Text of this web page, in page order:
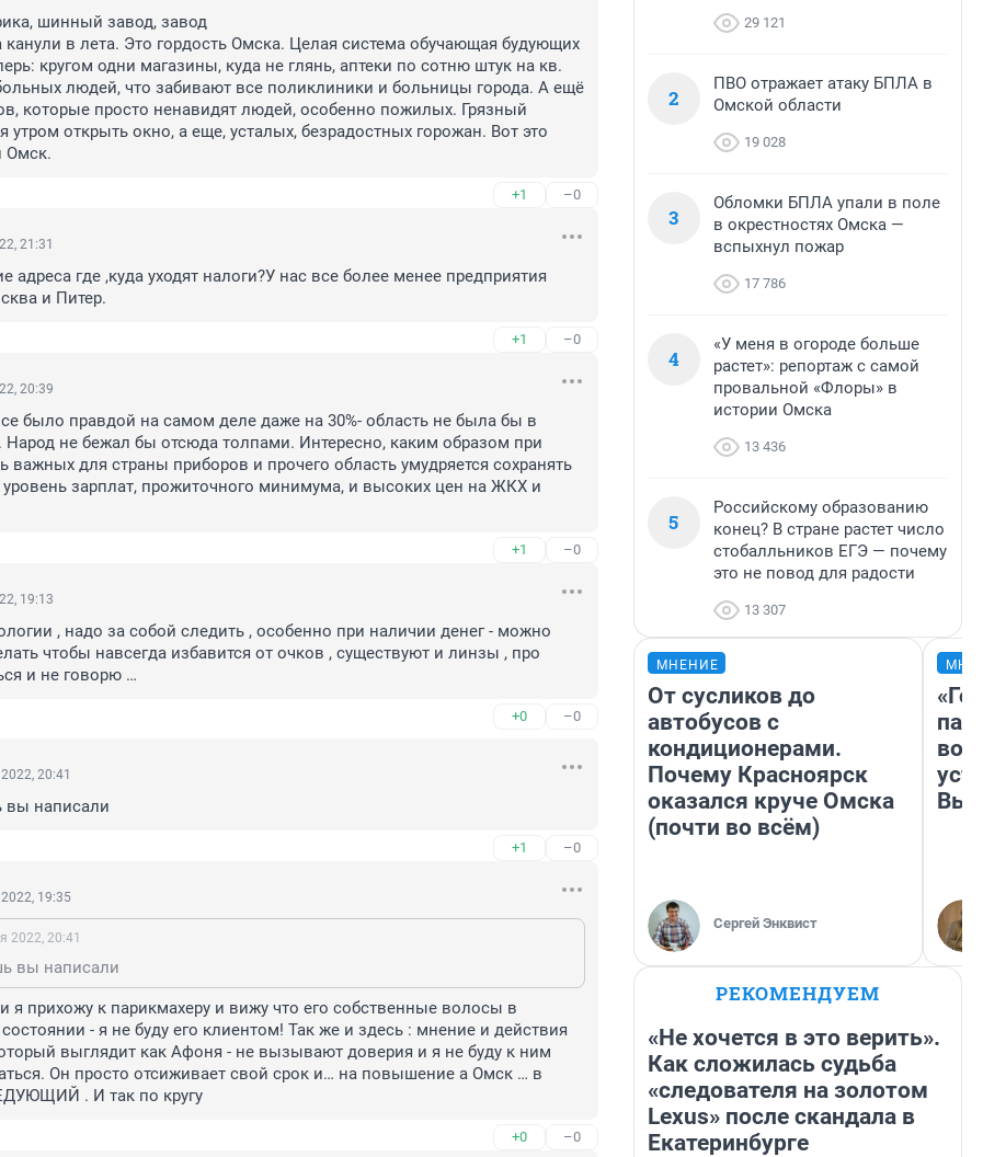
шинный завод, завод
кругом одни магазины, куда не глянь, аптеки по сотню штук на кв.
людей, что забивают все поликлиники и больницы города. А ещё
которые просто ненавидят людей, особенно пожилых. Грязный
утром открыть окно, а еще, усталых, безрадостных горожан. Вот это
Омск.
+1 –0
21:31
адреса где ,куда уходят налоги?У нас все более менее предприятия
и Питер.
+1 –0
20:39
было правдой на самом деле даже на 30%- область не была бы в
Народ не бежал бы отсюда толпами. Интересно, каким образом при
важных для страны приборов и прочего область умудряется сохранять
уровень зарплат, прожиточного минимума, и высоких цен на ЖКХ и
+1 –0
19:13
, надо за собой следить , особенно при наличии денег - можно
чтобы навсегда избавится от очков , существуют и линзы , про
и не говорю …
+0 –0
20:41
вы написали
+1 –0
19:35
2022, 20:41
вы написали
я прихожу к парикмахеру и вижу что его собственные волосы в
- я не буду его клиентом! Так же и здесь : мнение и действия
выглядит как Афоня - не вызывают доверия и я не буду к ним
Он просто отсиживает свой срок и… на повышение а Омск … в
. И так по кругу
+0 –0
29 121
2
ПВО отражает атаку БПЛА в
Омской области
19 028
3
Обломки БПЛА упали в поле
в окрестностях Омска —
вспыхнул пожар
17 786
4
«У меня в огороде больше
растет»: репортаж с самой
провальной «Флоры» в
истории Омска
13 436
5
Российскому образованию
конец? В стране растет число
стобалльников ЕГЭ — почему
это не повод для радости
13 307
МНЕНИЕ
От сусликов до
автобусов с
кондиционерами.
Почему Красноярск
оказался круче Омска
(почти во всём)
Сергей Энквист
РЕКОМЕНДУЕМ
«Не хочется в это верить».
Как сложилась судьба
«следователя на золотом
Lexus» после скандала в
Екатеринбурге